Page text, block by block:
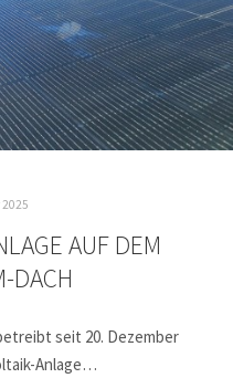
AUF DEM
DACH
seit 20. Dezember
Anlage…